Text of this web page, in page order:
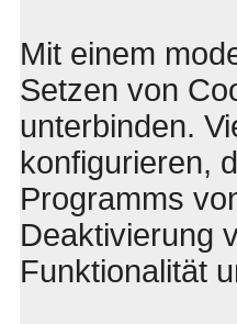
Mit einem
Setzen von
unterbinden.
konfigurieren,
Programms
Deaktivierung
Funktionalität